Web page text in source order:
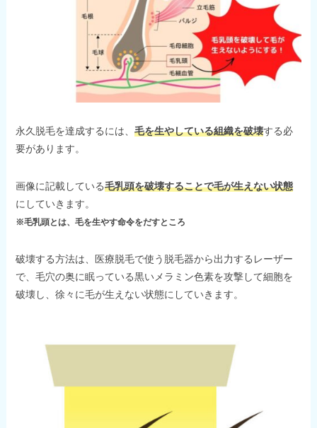
永久脱毛を達成するには、毛を生やしている組織を破壊する必
要があります。
画像に記載している毛乳頭を破壊することで毛が生えない状態
にしていきます。
※毛乳頭とは、毛を生やす命令をだすところ
破壊する方法は、医療脱毛で使う脱毛器から出力するレーザー
で、毛穴の奥に眠っている黒いメラミン色素を攻撃して細胞を
破壊し、徐々に毛が生えない状態にしていきます。